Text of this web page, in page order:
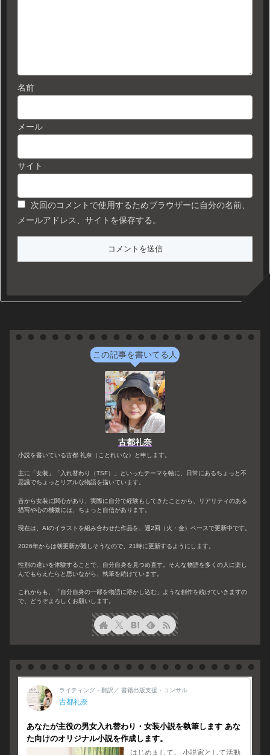
名前
メール
サイト
次回のコメントで使用するためブラウザーに自分の名前、
メールアドレス、サイトを保存する。
この記事を書いてる人
古都礼奈
小説を書いている古都 礼奈（ことれいな）と申します。
主に「女装」「入れ替わり（TSF）」といったテーマを軸に、日常にあるちょっと不
思議でちょっとリアルな物語を描いています。
昔から女装に関心があり、実際に自分で経験もしてきたことから、リアリティのある
描写や心の機微には、ちょっと自信があります。
現在は、AIのイラストを組み合わせた作品を、週2回（火・金）ペースで更新中です。
2026年からは朝更新が難しそうなので、21時に更新するようにします。
性別の違いを体験することで、自分自身を見つめ直す。そんな物語を多くの人に楽し
んでもらえたらと思いながら、執筆を続けています。
これからも、「自分自身の一部を物語に溶かし込む」ような創作を続けていきますの
で、どうぞよろしくお願いします。